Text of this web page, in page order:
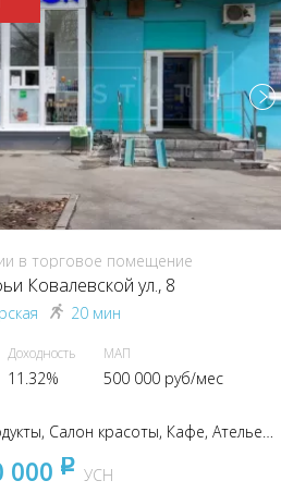
в торговое помещение
Ковалевской ул., 8
20 мин
Доходность
11.32%
МАП
500 000 руб/мес
Ozon, Продукты, Салон красоты, Кафе, Ателье, Электроника
000 pуб
УСН